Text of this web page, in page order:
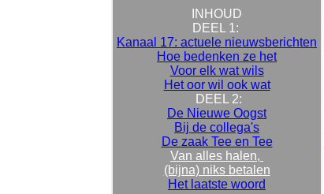
INHOUD
DEEL 1:
Kanaal 17: actuele nieuwsberichten
Hoe bedenken ze het
Voor elk wat wils
Het oor wil ook wat
DEEL 2:
De Nieuwe Oogst
Bij de collega's
De zaak Tee en Tee
Van alles halen,
(bijna) niks betalen
Het laatste woord